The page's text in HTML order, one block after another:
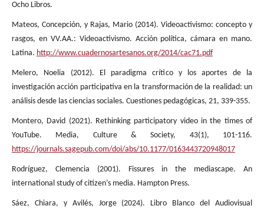
Ocho Libros.
Mateos, Concepción, y Rajas, Mario (2014). Videoactivismo: concepto y
rasgos, en VV.AA.: Videoactivismo. Acción política, cámara en mano.
Latina. http://www.cuadernosartesanos.org/2014/cac71.pdf
Melero, Noelia (2012). El paradigma crítico y los aportes de la
investigación acción participativa en la transformación de la realidad: un
análisis desde las ciencias sociales. Cuestiones pedagógicas, 21, 339-355.
Montero, David (2021). Rethinking participatory video in the times of
YouTube. Media, Culture & Society, 43(1), 101-116.
https://journals.sagepub.com/doi/abs/10.1177/0163443720948017
Rodríguez, Clemencia (2001). Fissures in the mediascape. An
international study of citizen’s media. Hampton Press.
Sáez, Chiara, y Avilés, Jorge (2024). Libro Blanco del Audiovisual